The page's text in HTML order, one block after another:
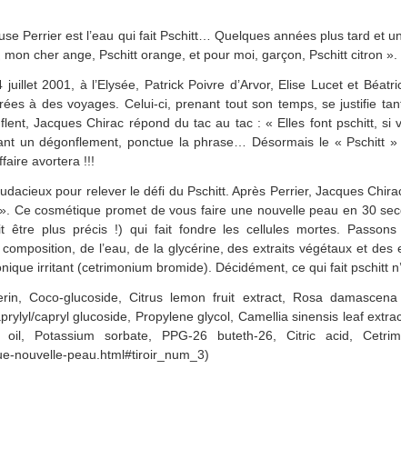
Perrier est l’eau qui fait Pschitt… Quelques années plus tard et
cher ange, Pschitt orange, et pour moi, garçon, Pschitt citron ».
2001, à l’Elysée, Patrick Poivre d’Arvor, Elise Lucet et
à des voyages. Celui-ci, prenant tout son temps, se justifie
Jacques Chirac répond du tac au tac : « Elles font pschitt,
un dégonflement, ponctue la phrase… Désormais le « Pschitt
avortera !!!
pour relever le défi du Pschitt. Après Perrier, Jacques
Ce cosmétique promet de vous faire une nouvelle peau en 30
être plus précis !) qui fait fondre les cellules mortes.
de l’eau, de la glycérine, des extraits végétaux et
irritant (cetrimonium bromide). Décidément, ce qui fait pschitt
Coco-glucoside, Citrus lemon fruit extract, Rosa
capryl glucoside, Propylene glycol, Camellia sinensis leaf
oil, Potassium sorbate, PPG-26 buteth-26, Citric acid,
nouvelle-peau.html#tiroir_num_3)